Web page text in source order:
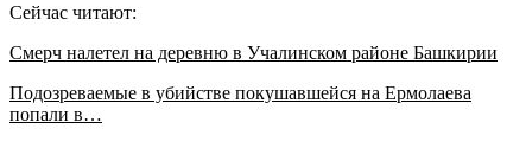
Сейчас читают:
Смерч налетел на деревню в Учалинском районе Башкирии
Подозреваемые в убийстве покушавшейся на Ермолаева
попали в…